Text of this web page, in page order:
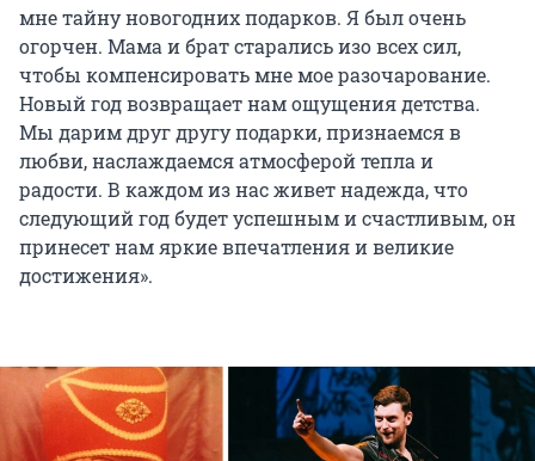
мне тайну новогодних подарков. Я был очень
огорчен. Мама и брат старались изо всех сил,
чтобы компенсировать мне мое разочарование.
Новый год возвращает нам ощущения детства.
Мы дарим друг другу подарки, признаемся в
любви, наслаждаемся атмосферой тепла и
радости. В каждом из нас живет надежда, что
следующий год будет успешным и счастливым, он
принесет нам яркие впечатления и великие
достижения».